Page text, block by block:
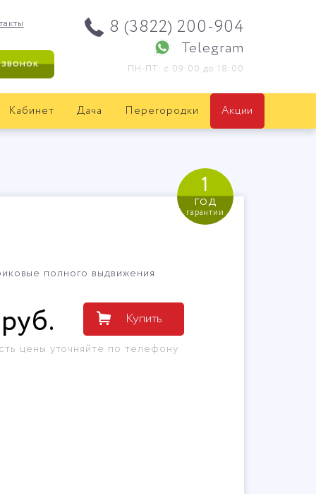
8 (3822) 200-904
Telegram
ПН-ПТ: с 09:00 до 18:00
Кабинет Дача Перегородки
Акции
1
год
гарантии
полного выдвижения
руб. Купить
цены уточняйте по телефону